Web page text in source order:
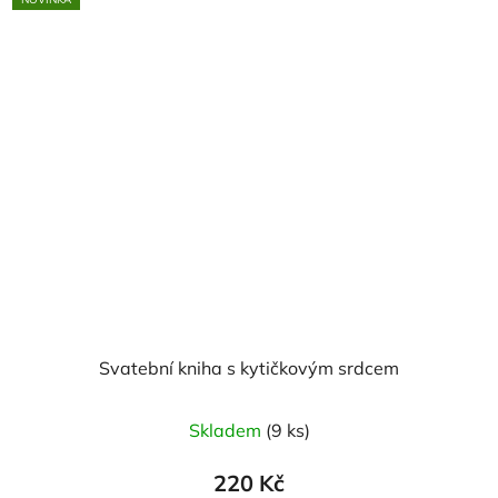
Svatební kniha s kytičkovým srdcem
Skladem (9 ks)
220 Kč